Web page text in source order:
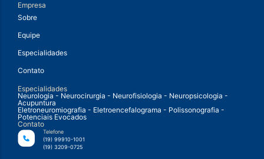
Empresa
Sobre
Equipe
Especialidades
Contato
Especialidades
Neurologia - Neurocirurgia - Neurofisiologia - Neuropsicologia -
Acupuntura
Eletroneuromiografia - Eletroencefalograma - Polissonografia -
Potenciais Evocados
Contato
Telefone
(19) 99910-1001
(19) 3209-0725